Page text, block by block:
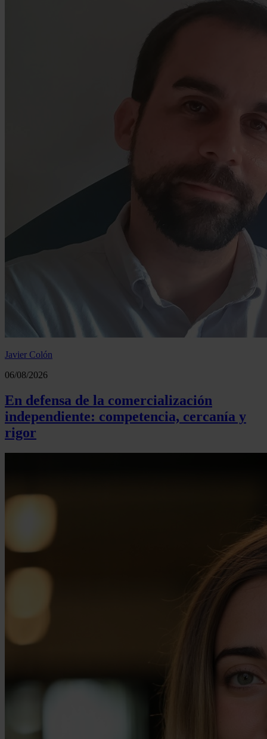
Javier Colón
06/08/2026
En defensa de la comercialización
independiente: competencia, cercanía y
rigor